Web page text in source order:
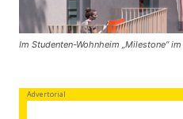
Im Studenten-Wohnheim „Milestone“
Advertorial